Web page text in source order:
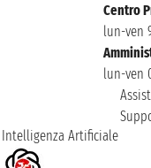
Centro
lun-ven
lun-ven
Intelligenza Artificiale